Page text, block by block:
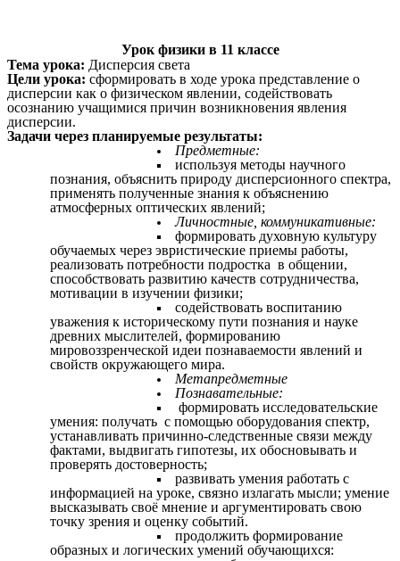
Урок физики в 11 классе
Тема урока: Дисперсия света
Цели урока: сформировать в ходе урока представление о
дисперсии как о физическом явлении, содействовать
осознанию учащимися причин возникновения явления
дисперсии.
Задачи через планируемые результаты:
Предметные:
используя методы научного
познания, объяснить природу дисперсионного спектра,
применять полученные знания к объяснению
атмосферных оптических явлений;
Личностные, коммуникативные:
формировать духовную культуру
обучаемых через эвристические приемы работы,
реализовать потребности подростка в общении,
способствовать развитию качеств сотрудничества,
мотивации в изучении физики;
содействовать воспитанию
уважения к историческому пути познания и науке
древних мыслителей, формированию
мировоззренческой идеи познаваемости явлений и
свойств окружающего мира.
Метапредметные
Познавательные:
формировать исследовательские
умения: получать с помощью оборудования спектр,
устанавливать причинно-следственные связи между
фактами, выдвигать гипотезы, их обосновывать и
проверять достоверность;
развивать умения работать с
информацией на уроке, связно излагать мысли; умение
высказывать своё мнение и аргументировать свою
точку зрения и оценку событий.
продолжить формирование
образных и логических умений обучающихся: